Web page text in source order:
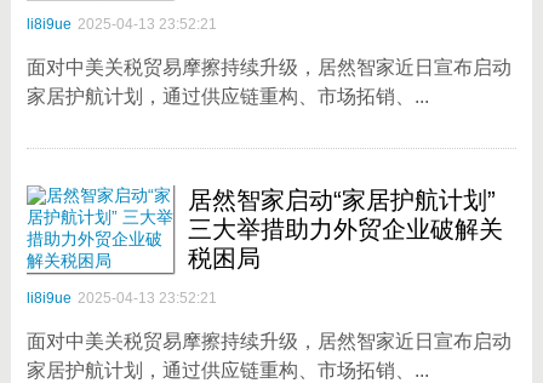
li8i9ue 2025-04-13 23:52:21
面对中美关税贸易摩擦持续升级，居然智家近日宣布启动
家居护航计划，通过供应链重构、市场拓销、...
居然智家启动“家居护航计划”
三大举措助力外贸企业破解关
税困局
li8i9ue 2025-04-13 23:52:21
面对中美关税贸易摩擦持续升级，居然智家近日宣布启动
家居护航计划，通过供应链重构、市场拓销、...